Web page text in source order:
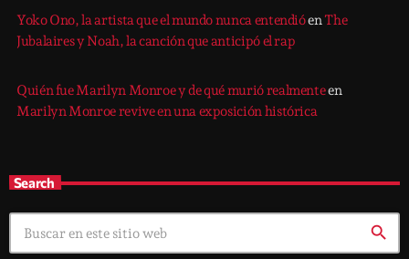
Yoko Ono, la artista que el mundo nunca entendióenThe
Jubalaires y Noah, la canción que anticipó el rap
Quién fue Marilyn Monroe y de qué murió realmenteen
Marilyn Monroe revive en una exposición histórica
Search
search